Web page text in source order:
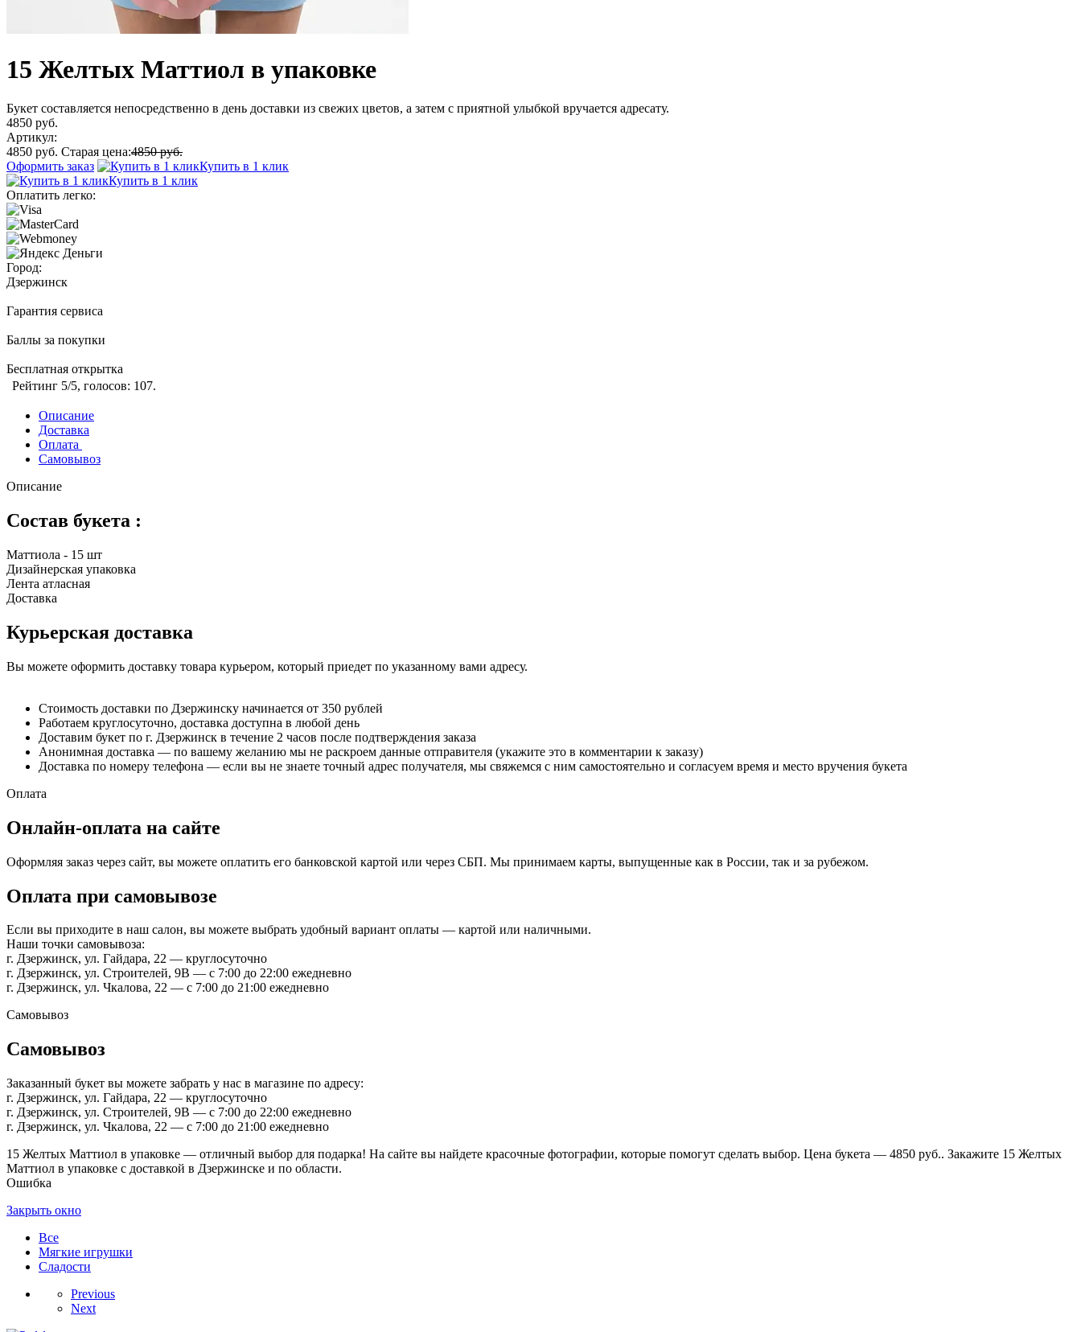
15 Желтых Маттиол в упаковке
Букет составляется непосредственно в день доставки из свежих цветов, а затем с приятной улыбкой вручается адресату.
4850 руб.
Артикул:
4850 руб. Старая цена:4850 руб.
Оформить заказ
Купить в 1 клик
Купить в 1 клик
Оплатить легко:
Город:
Дзержинск
Гарантия сервиса
Баллы за покупки
Бесплатная открытка
Рейтинг 5/5, голосов: 107.
Описание
Доставка
Оплата
Самовывоз
Описание
Состав букета :
Маттиола - 15 шт
Дизайнерская упаковка
Лента атласная
Доставка
Курьерская доставка
Вы можете оформить доставку товара курьером, который приедет по указанному вами адресу.
Стоимость доставки по Дзержинску начинается от 350 рублей
Работаем круглосуточно, доставка доступна в любой день
Доставим букет по г. Дзержинск в течение 2 часов после подтверждения заказа
Анонимная доставка — по вашему желанию мы не раскроем данные отправителя (укажите это в комментарии к заказу)
Доставка по номеру телефона — если вы не знаете точный адрес получателя, мы свяжемся с ним самостоятельно и согласуем время и место вручения букета
Оплата
Онлайн-оплата на сайте
Оформляя заказ через сайт, вы можете оплатить его банковской картой или через СБП. Мы принимаем карты, выпущенные как в России, так и за рубежом.
Оплата при самовывозе
Если вы приходите в наш салон, вы можете выбрать удобный вариант оплаты — картой или наличными.
Наши точки самовывоза:
г. Дзержинск, ул. Гайдара, 22 — круглосуточно
г. Дзержинск, ул. Строителей, 9В — с 7:00 до 22:00 ежедневно
г. Дзержинск, ул. Чкалова, 22 — с 7:00 до 21:00 ежедневно
Самовывоз
Самовывоз
Заказанный букет вы можете забрать у нас в магазине по адресу:
г. Дзержинск, ул. Гайдара, 22 — круглосуточно
г. Дзержинск, ул. Строителей, 9В — с 7:00 до 22:00 ежедневно
г. Дзержинск, ул. Чкалова, 22 — с 7:00 до 21:00 ежедневно
15 Желтых Маттиол в упаковке — отличный выбор для подарка! На сайте вы найдете красочные фотографии, которые помогут сделать выбор. Цена букета — 4850 руб.. Закажите 15 Желтых
Маттиол в упаковке с доставкой в Дзержинске и по области.
Ошибка
Закрыть окно
Все
Мягкие игрушки
Сладости
Previous
Next